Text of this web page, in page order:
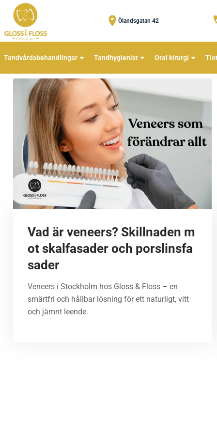
Ölandsgatan 42
Tandvårdsbehandlingar Tandhygienist Oral kirurgi
Vad är veneers? Skillnaden m
ot skalfasader och porslinsfa
sader
Veneers i Stockholm hos Gloss & Floss – en
smärtfri och hållbar lösning för ett naturligt, vitt
och jämnt leende.